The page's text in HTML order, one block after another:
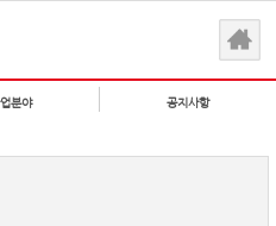
분야 공지사항